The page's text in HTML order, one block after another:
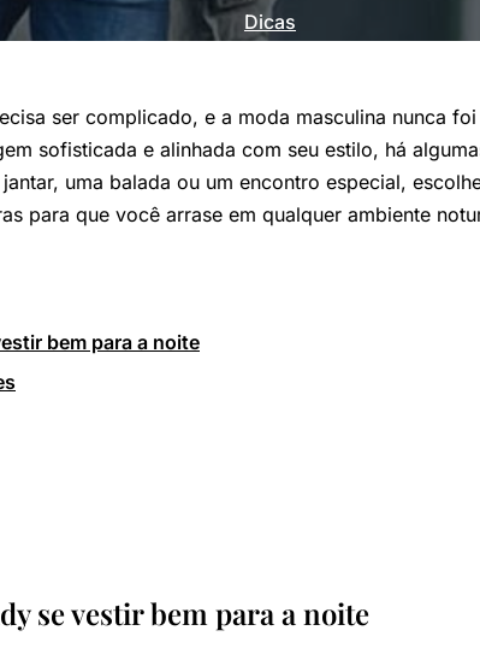
Dicas
ser complicado, e a moda masculina nunca
sofisticada e alinhada com seu estilo, há
uma balada ou um encontro especial,
para que você arrase em qualquer ambiente
bem para a noite
se vestir bem para a noite